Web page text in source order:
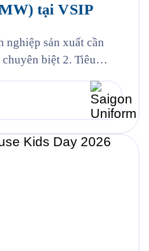
tại VSIP
nghiệp sản xuất cần
biệt 2. Tiêu
phục cho Công ty
đồng phục bảo hộ